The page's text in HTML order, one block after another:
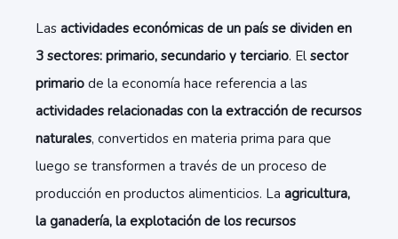
Las actividades económicas de un país se dividen en
3 sectores: primario, secundario y terciario. El sector
primario de la economía hace referencia a las
actividades relacionadas con la extracción de recursos
naturales, convertidos en materia prima para que
luego se transformen a través de un proceso de
producción en productos alimenticios. La agricultura,
la ganadería, la explotación de los recursos